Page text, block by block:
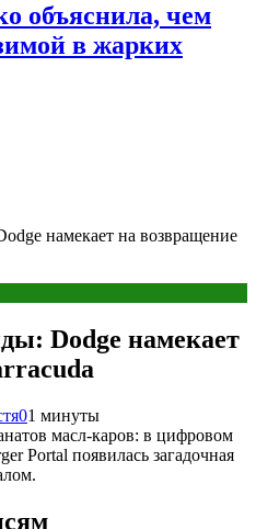
объяснила, чем
в жарких
намекает на возвращение
Dodge намекает
01 минуты
масл-каров: в цифровом
Portal появилась загадочная